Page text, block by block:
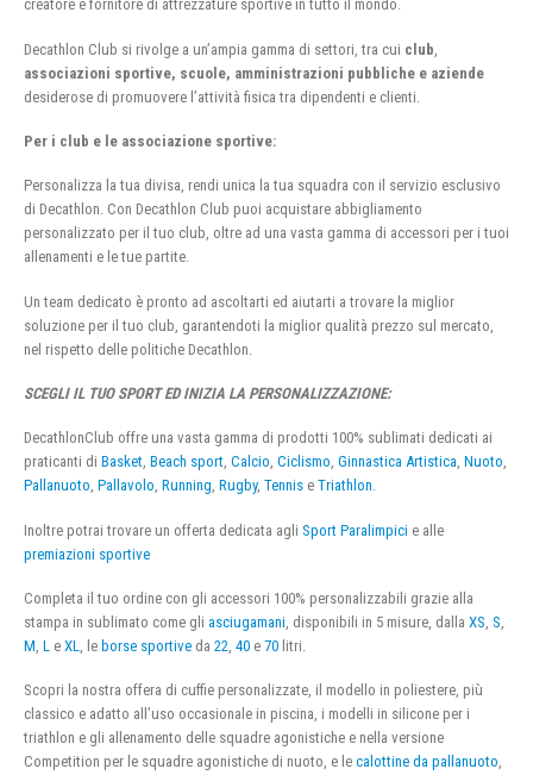
creatore e fornitore di attrezzature sportive in tutto il mondo.
Decathlon Club si rivolge a un’ampia gamma di settori, tra cui club
associazioni sportive, scuole, amministrazioni pubbliche e aziende
desiderose di promuovere l’attività fisica tra dipendenti e clienti.
Per i club e le associazione sportive:
Personalizza la tua divisa, rendi unica la tua squadra con il servizio esclusivo
di Decathlon. Con Decathlon Club puoi acquistare abbigliamento
personalizzato per il tuo club, oltre ad una vasta gamma di accessori per i tuoi
allenamenti e le tue partite.
Un team dedicato è pronto ad ascoltarti ed aiutarti a trovare la miglior
soluzione per il tuo club, garantendoti la miglior qualità prezzo sul mercato,
nel rispetto delle politiche Decathlon.
SCEGLI IL TUO SPORT ED INIZIA LA PERSONALIZZAZIONE:
DecathlonClub offre una vasta gamma di prodotti 100% sublimati dedicati ai
praticanti di Basket, Beach sport, Calcio, Ciclismo, Ginnastica Artistica, Nuoto,
Pallanuoto, Pallavolo, Running, Rugby, Tennis e Triathlon.
Inoltre potrai trovare un offerta dedicata agli Sport Paralimpici e alle
premiazioni sportive
Completa il tuo ordine con gli accessori 100% personalizzabili grazie alla
stampa in sublimato come gli asciugamani , disponibili in 5 misure, dalla XS S
M L e XL , le borse sportive da 22 40 e 70 litri.
Scopri la nostra offera di cuffie personalizzate, il modello in poliestere, più
classico e adatto all’uso occasionale in piscina, i modelli in silicone per i
triathlon e gli allenamento delle squadre agonistiche e nella versione
Competition per le squadre agonistiche di nuoto, e le calottine da pallanuoto,